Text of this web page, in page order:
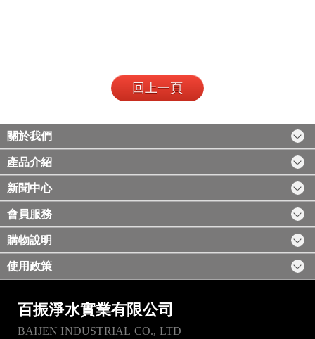
回上一頁
關於我們
產品介紹
新聞中心
會員服務
購物說明
使用政策
百振淨水實業有限公司
BAIJEN INDUSTRIAL CO., LTD